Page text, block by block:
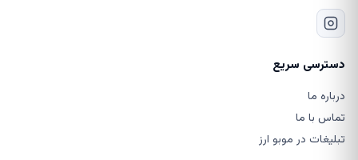
دسترسی سریع
درباره ما
تماس با ما
تبلیغات در موبو ارز